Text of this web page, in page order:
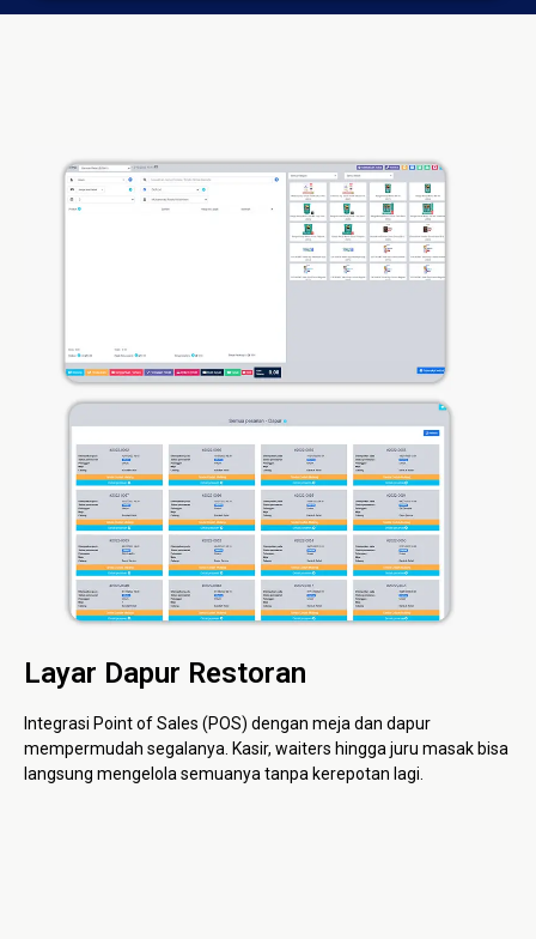
Layar Dapur Restoran
Integrasi Point of Sales (POS) dengan meja dan dapur
mempermudah segalanya. Kasir, waiters hingga juru masak bisa
langsung mengelola semuanya tanpa kerepotan lagi.